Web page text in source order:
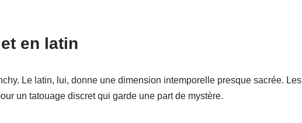
en latin
Le latin, lui, donne une dimension intemporelle presque sacrée. Les
un tatouage discret qui garde une part de mystère.